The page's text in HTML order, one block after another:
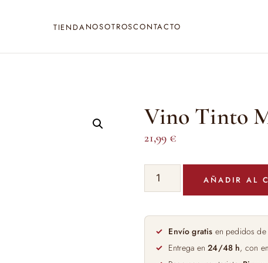
TIENDANOSOTROSCONTACTO
Vino Tinto
21,99 €
Vino
Tinto
Magnum
150cl
cantidad
AÑADIR AL
Envío gratis en pedidos
Entrega en24/48 h, con